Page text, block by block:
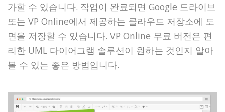
가할 수 있습니다. 작업이 완료되면 Google 드라이브
또는 VP Online에서 제공하는 클라우드 저장소에 도
면을 저장할 수 있습니다. VP Online 무료 버전은 편
리한 UML 다이어그램 솔루션이 원하는 것인지 알아
볼 수 있는 좋은 방법입니다.